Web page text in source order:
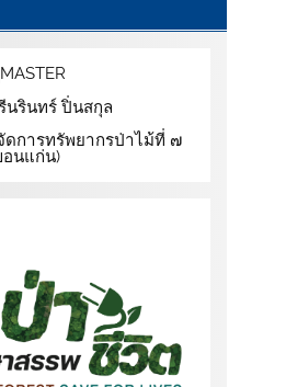
นรินทร์ ปิ่นสกุล
ดการทรัพยากรป่าไม้ที่ ๗
อนแก่น)